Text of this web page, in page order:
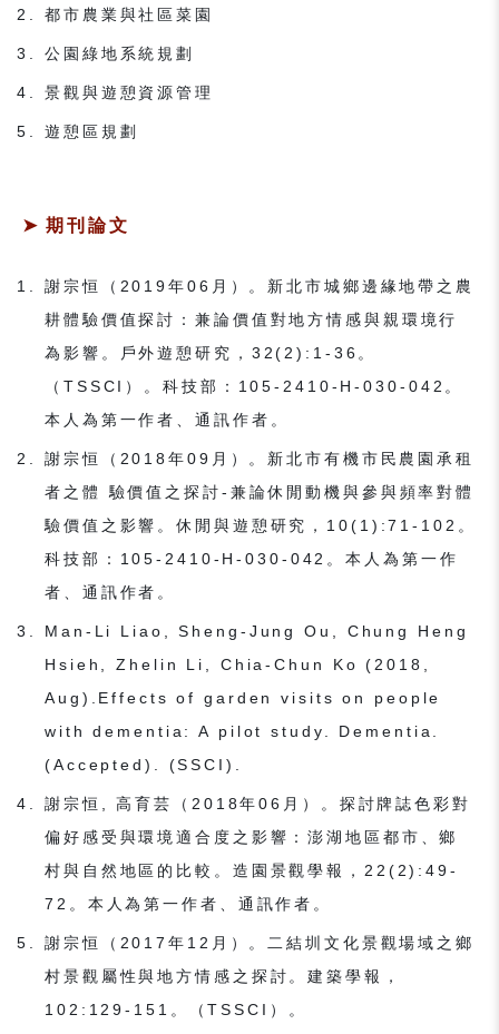
都市農業與社區菜園
公園綠地系統規劃
景觀與遊憩資源管理
遊憩區規劃
期刊論文
謝宗恒（2019年06月）。新北市城鄉邊緣地帶之農
耕體驗價值探討：兼論價值對地方情感與親環境行
為影響。戶外遊憩研究，32(2):1-36。
（TSSCI）。科技部：105-2410-H-030-042。
本人為第一作者、通訊作者。
謝宗恒（2018年09月）。新北市有機市民農園承租
者之體 驗價值之探討-兼論休閒動機與參與頻率對體
驗價值之影響。休閒與遊憩研究，10(1):71-102。
科技部：105-2410-H-030-042。本人為第一作
者、通訊作者。
Man-Li Liao, Sheng-Jung Ou, Chung Heng
Hsieh, Zhelin Li, Chia-Chun Ko (2018,
Aug).Effects of garden visits on people
with dementia: A pilot study. Dementia.
(Accepted). (SSCI).
謝宗恒, 高育芸（2018年06月）。探討牌誌色彩對
偏好感受與環境適合度之影響：澎湖地區都市、鄉
村與自然地區的比較。造園景觀學報，22(2):49-
72。本人為第一作者、通訊作者。
謝宗恒（2017年12月）。二結圳文化景觀場域之鄉
村景觀屬性與地方情感之探討。建築學報，
102:129-151。（TSSCI）。